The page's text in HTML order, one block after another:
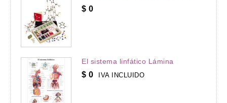
$ 0
El sistema linfático Lámina
$ 0 IVA INCLUIDO